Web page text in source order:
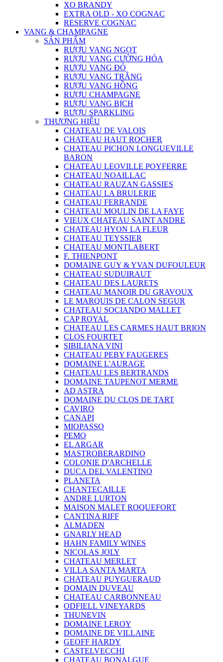
XO BRANDY
EXTRA OLD - XO COGNAC
RESERVE COGNAC
VANG & CHAMPAGNE
SẢN PHẨM
RƯỢU VANG NGỌT
RƯỢU VANG CƯỜNG HÓA
RƯỢU VANG ĐỎ
RƯỢU VANG TRẮNG
RƯỢU VANG HỒNG
RƯỢU CHAMPAGNE
RƯỢU VANG BỊCH
RƯỢU SPARKLING
THƯƠNG HIỆU
CHATEAU DE VALOIS
CHATEAU HAUT ROCHER
CHATEAU PICHON LONGUEVILLE
BARON
CHATEAU LEOVILLE POYFERRE
CHATEAU NOAILLAC
CHATEAU RAUZAN GASSIES
CHATEAU LA BRULERIE
CHATEAU FERRANDE
CHATEAU MOULIN DE LA FAYE
VIEUX CHATEAU SAINT ANDRE
CHATEAU HYON LA FLEUR
CHATEAU TEYSSIER
CHATEAU MONTLABERT
F. THIENPONT
DOMAINE GUY & YVAN DUFOULEUR
CHATEAU SUDUIRAUT
CHATEAU DES LAURETS
CHATEAU MANOIR DU GRAVOUX
LE MARQUIS DE CALON SEGUR
CHATEAU SOCIANDO MALLET
CAP ROYAL
CHATEAU LES CARMES HAUT BRION
CLOS FOURTET
SIBILIANA VINI
CHATEAU PEBY FAUGERES
DOMAINE L'AURAGE
CHATEAU LES BERTRANDS
DOMAINE TAUPENOT MERME
AD ASTRA
DOMAINE DU CLOS DE TART
CAVIRO
CANAPI
MIOPASSO
PEMO
EL ARGAR
MASTROBERARDINO
COLONIE D'ARCHELLE
DUCA DEL VALENTINO
PLANETA
CHANTECAILLE
ANDRE LURTON
MAISON MALET ROQUEFORT
CANTINA RIFF
ALMADEN
GNARLY HEAD
HAHN FAMILY WINES
NICOLAS JOLY
CHATEAU MERLET
VILLA SANTA MARTA
CHATEAU PUYGUERAUD
DOMAIN DUVEAU
CHATEAU CARBONNEAU
ODFIELL VINEYARDS
THUNEVIN
DOMAINE LEROY
DOMAINE DE VILLAINE
GEOFF HARDY
CASTELVECCHI
CHATEAU BONALGUE